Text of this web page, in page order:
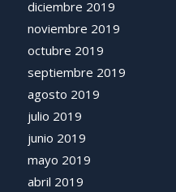
diciembre 2019
noviembre 2019
octubre 2019
septiembre 2019
agosto 2019
julio 2019
junio 2019
mayo 2019
abril 2019